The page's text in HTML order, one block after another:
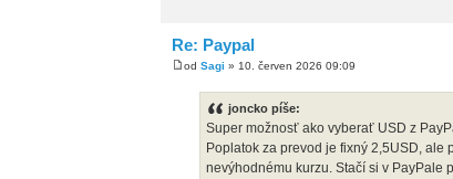
Re: Paypal
od Sagi » 10. červen 2026 09:09
joncko píše:
Super možnosť ako vyberať USD z
Poplatok za prevod je fixný 2,5USD,
nevýhodnému kurzu. Stačí si v PayPale